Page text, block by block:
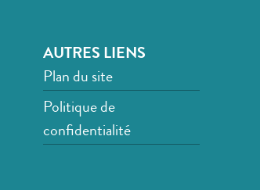
AUTRES LIENS
Plan du site
Politique de
confidentialité